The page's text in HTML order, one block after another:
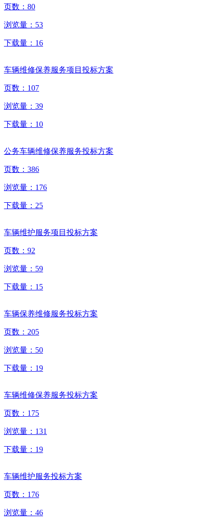
页数： 80
浏览量： 53
下载量： 16
车辆维修保养服务项目投标方案
页数： 107
浏览量： 39
下载量： 10
公务车辆维修保养服务投标方案
页数： 386
浏览量： 176
下载量： 25
车辆维护服务项目投标方案
页数： 92
浏览量： 59
下载量： 15
车辆保养维修服务投标方案
页数： 205
浏览量： 50
下载量： 19
车辆维修保养服务投标方案
页数： 175
浏览量： 131
下载量： 19
车辆维护服务投标方案
页数： 176
浏览量： 46